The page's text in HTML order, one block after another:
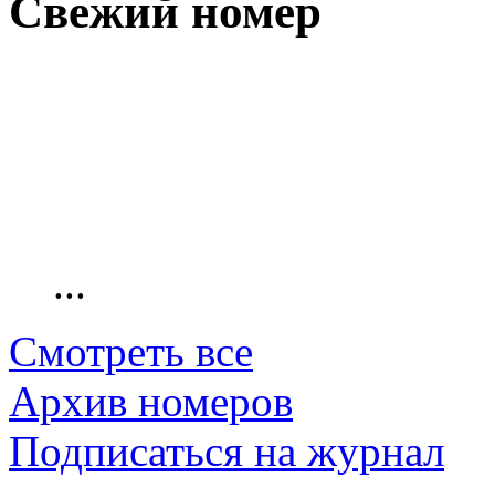
Свежий номер
...
Смотреть все
Архив номеров
Подписаться на журнал